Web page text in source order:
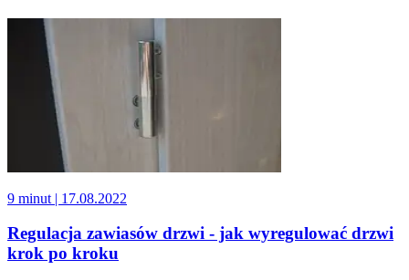
9 minut | 17.08.2022
Regulacja zawiasów drzwi - jak wyregulować drzwi
krok po kroku